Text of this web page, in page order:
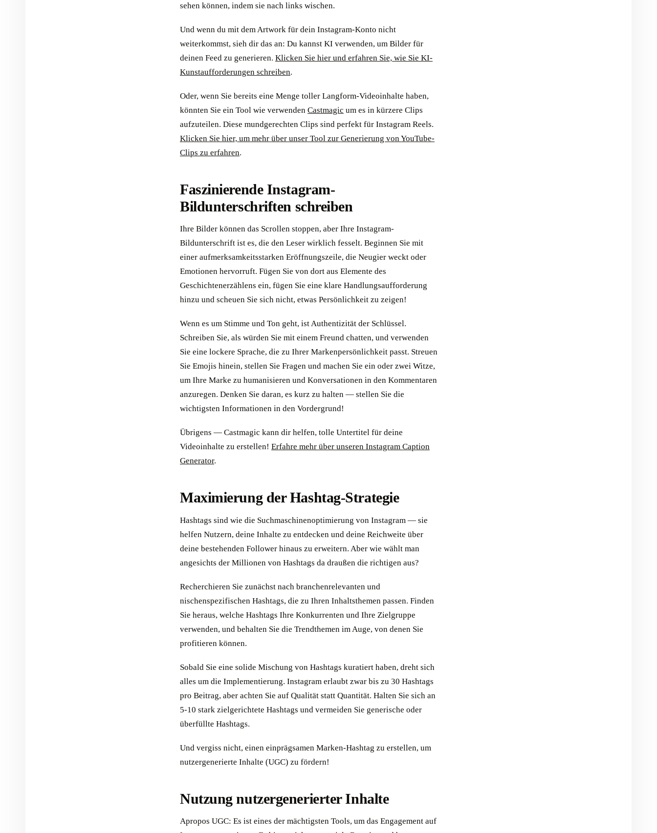
sehen können, indem sie nach links wischen.
Und wenn du mit dem Artwork für dein Instagram-Konto nicht
weiterkommst, sieh dir das an: Du kannst KI verwenden, um Bilder für
deinen Feed zu generieren. Klicken Sie hier und erfahren Sie, wie Sie KI-
Kunstaufforderungen schreiben.
Oder, wenn Sie bereits eine Menge toller Langform-Videoinhalte haben,
könnten Sie ein Tool wie verwenden Castmagic um es in kürzere Clips
aufzuteilen. Diese mundgerechten Clips sind perfekt für Instagram Reels.
Klicken Sie hier, um mehr über unser Tool zur Generierung von YouTube-
Clips zu erfahren.
Faszinierende Instagram-
Bildunterschriften schreiben
Ihre Bilder können das Scrollen stoppen, aber Ihre Instagram-
Bildunterschrift ist es, die den Leser wirklich fesselt. Beginnen Sie mit
einer aufmerksamkeitsstarken Eröffnungszeile, die Neugier weckt oder
Emotionen hervorruft. Fügen Sie von dort aus Elemente des
Geschichtenerzählens ein, fügen Sie eine klare Handlungsaufforderung
hinzu und scheuen Sie sich nicht, etwas Persönlichkeit zu zeigen!
Wenn es um Stimme und Ton geht, ist Authentizität der Schlüssel.
Schreiben Sie, als würden Sie mit einem Freund chatten, und verwenden
Sie eine lockere Sprache, die zu Ihrer Markenpersönlichkeit passt. Streuen
Sie Emojis hinein, stellen Sie Fragen und machen Sie ein oder zwei Witze,
um Ihre Marke zu humanisieren und Konversationen in den Kommentaren
anzuregen. Denken Sie daran, es kurz zu halten — stellen Sie die
wichtigsten Informationen in den Vordergrund!
Übrigens — Castmagic kann dir helfen, tolle Untertitel für deine
Videoinhalte zu erstellen! Erfahre mehr über unseren Instagram Caption
Generator.
Maximierung der Hashtag-Strategie
Hashtags sind wie die Suchmaschinenoptimierung von Instagram — sie
helfen Nutzern, deine Inhalte zu entdecken und deine Reichweite über
deine bestehenden Follower hinaus zu erweitern. Aber wie wählt man
angesichts der Millionen von Hashtags da draußen die richtigen aus?
Recherchieren Sie zunächst nach branchenrelevanten und
nischenspezifischen Hashtags, die zu Ihren Inhaltsthemen passen. Finden
Sie heraus, welche Hashtags Ihre Konkurrenten und Ihre Zielgruppe
verwenden, und behalten Sie die Trendthemen im Auge, von denen Sie
profitieren können.
Sobald Sie eine solide Mischung von Hashtags kuratiert haben, dreht sich
alles um die Implementierung. Instagram erlaubt zwar bis zu 30 Hashtags
pro Beitrag, aber achten Sie auf Qualität statt Quantität. Halten Sie sich an
5-10 stark zielgerichtete Hashtags und vermeiden Sie generische oder
überfüllte Hashtags.
Und vergiss nicht, einen einprägsamen Marken-Hashtag zu erstellen, um
nutzergenerierte Inhalte (UGC) zu fördern!
Nutzung nutzergenerierter Inhalte
Apropos UGC: Es ist eines der mächtigsten Tools, um das Engagement auf